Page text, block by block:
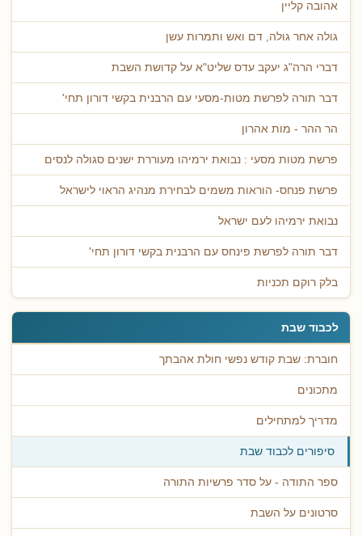
אהובה קליין
גולה אחר גולה, דם ואש ותמרות עשן
דברי הרה"ג יעקב עדס שליט"א על קדושת השבת
דבר תורה לפרשת מטות-מסעי עם הרבנית בקשי דורון תחי'
הר ההר - מות אהרון
פרשת מטות מסעי : נבואת ירמיהו מעוררת ישנים סגולה לנסים
פרשת פנחס- הוראות משמים לבחירת מנהיג הראוי לישראל
נבואת ירמיהו לעם ישראל
דבר תורה לפרשת פינחס עם הרבנית בקשי דורון תחי'
בלק רוקם תכניות
לכבוד שבת
חוברת: שבת קודש נפשי חולת אהבתך
מתכונים
מדריך למתחילים
סיפורים לכבוד שבת
ספר התודה - על סדר פרשיות התורה
סרטונים על השבת